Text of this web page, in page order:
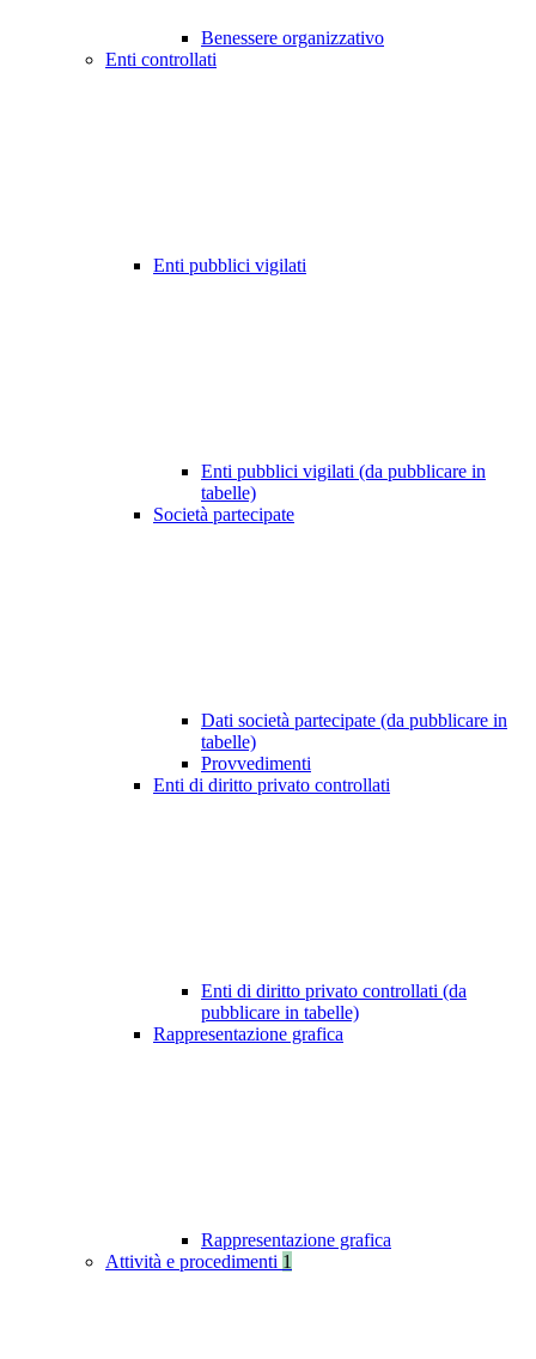
Benessere organizzativo
Enti controllati
Enti pubblici vigilati
Enti pubblici vigilati (da pubblicare in
tabelle)
Società partecipate
Dati società partecipate (da pubblicare in
tabelle)
Provvedimenti
Enti di diritto privato controllati
Enti di diritto privato controllati (da
pubblicare in tabelle)
Rappresentazione grafica
Rappresentazione grafica
Attività e procedimenti 1